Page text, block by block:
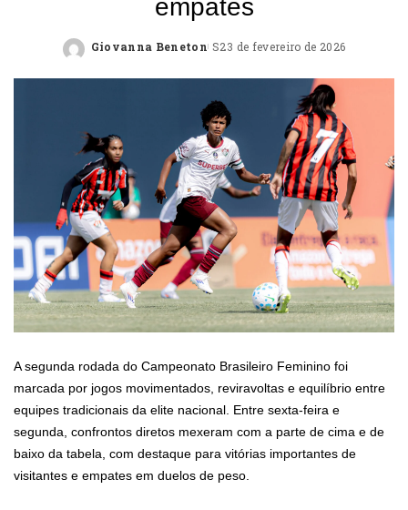
empates
Posted
Giovanna Beneton 23 de fevereiro de 2026
A segunda rodada do Campeonato Brasileiro Feminino foi
marcada por jogos movimentados, reviravoltas e equilíbrio entre
equipes tradicionais da elite nacional. Entre sexta-feira e
segunda, confrontos diretos mexeram com a parte de cima e de
baixo da tabela, com destaque para vitórias importantes de
visitantes e empates em duelos de peso.